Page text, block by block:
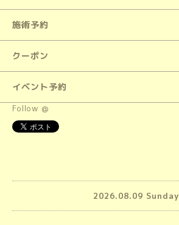
施術予約
クーポン
イベント予約
Follow @
2026.08.09 Sunday